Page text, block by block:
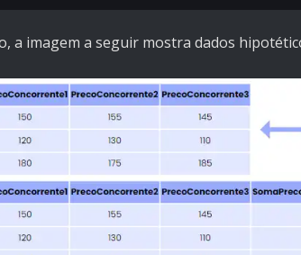
a imagem a seguir mostra dados